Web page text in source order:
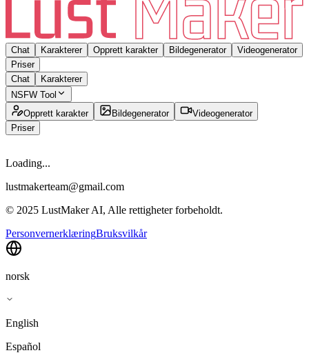
Chat Karakterer Opprett karakter Bildegenerator
Videogenerator
Priser
Chat
Karakterer
NSFW Tool
Opprett karakter
Bildegenerator
Videogenerator
Priser
Loading...
lustmakerteam@gmail.com
© 2025 LustMaker AI, Alle rettigheter forbeholdt.
PersonvernerklæringBruksvilkår
norsk
English
Español